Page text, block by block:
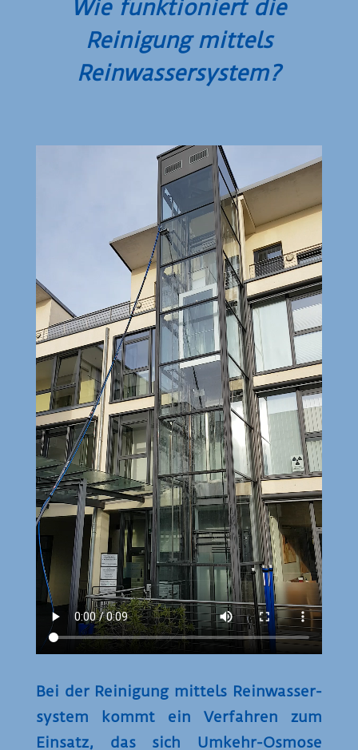
Wie funktioniert die
Reinigung mittels
Reinwasser­system?
Bei der Reinigung mittels Reinwasser­
system kommt ein Verfahren zum
Einsatz, das sich Umkehr-Osmose